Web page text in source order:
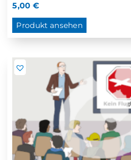
5,00€
Produkt ansehen